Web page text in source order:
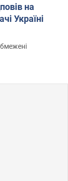
на
Україні